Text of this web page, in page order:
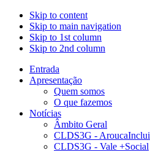
Skip to content
Skip to main navigation
Skip to 1st column
Skip to 2nd column
Entrada
Apresentação
Quem somos
O que fazemos
Notícias
Âmbito Geral
CLDS3G - AroucaInclui
CLDS3G - Vale +Social